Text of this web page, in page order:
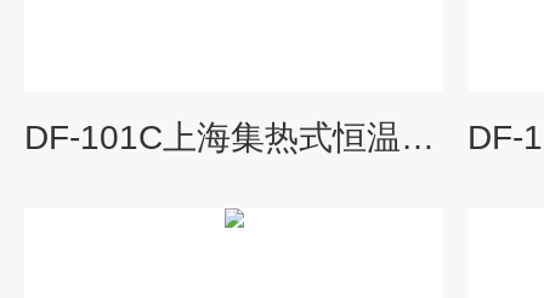
DF-101C上海集热式恒温加热磁力搅拌器参数